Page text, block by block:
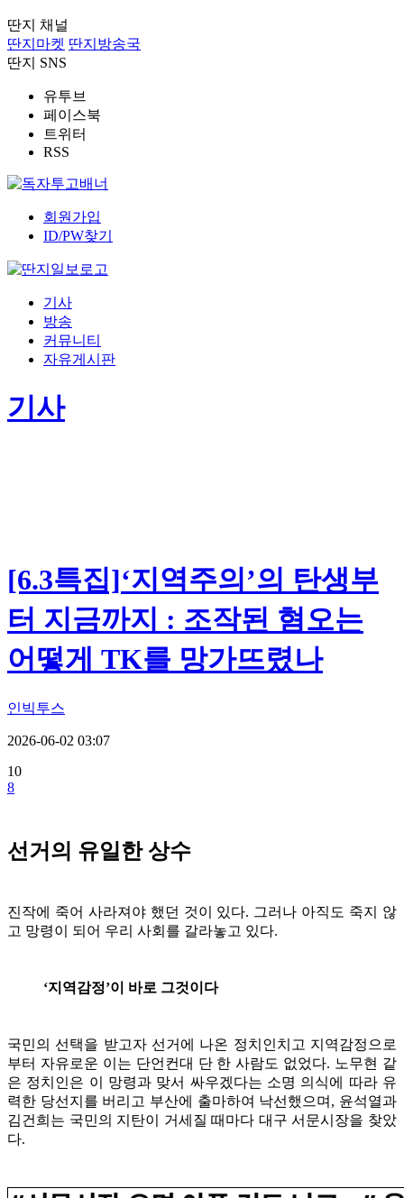
딴지 채널
딴지마켓 딴지방송국
딴지 SNS
유투브
페이스북
트위터
RSS
회원가입
ID/PW찾기
기사
방송
커뮤니티
자유게시판
기사
[6.3특집]‘지역주의’의 탄생부
터 지금까지 : 조작된 혐오는
어떻게 TK를 망가뜨렸나
인빅투스
2026-06-02 03:07
10
8
선거의 유일한 상수
진작에 죽어 사라져야 했던 것이 있다. 그러나 아직도 죽지 않
고 망령이 되어 우리 사회를 갈라놓고 있다.
‘지역감정’이 바로 그것이다
국민의 선택을 받고자 선거에 나온 정치인치고 지역감정으로
부터 자유로운 이는 단언컨대 단 한 사람도 없었다. 노무현 같
은 정치인은 이 망령과 맞서 싸우겠다는 소명 의식에 따라 유
력한 당선지를 버리고 부산에 출마하여 낙선했으며, 윤석열과
김건희는 국민의 지탄이 거세질 때마다 대구 서문시장을 찾았
다.